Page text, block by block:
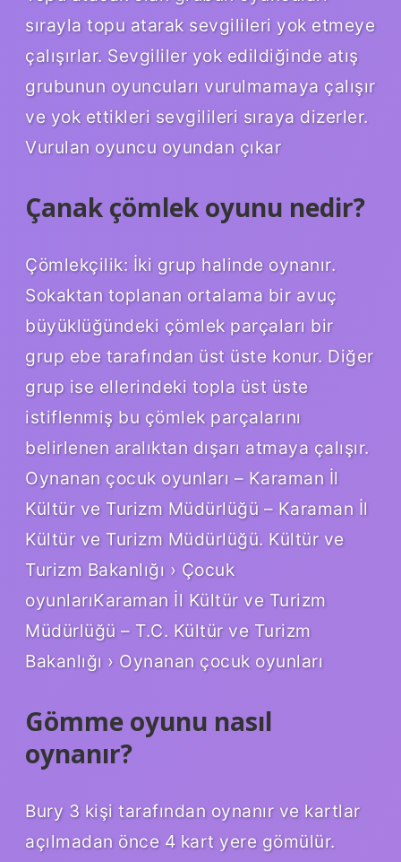
sırayla topu atarak sevgilileri yok etmeye
çalışırlar. Sevgililer yok edildiğinde atış
grubunun oyuncuları vurulmamaya çalışır
ve yok ettikleri sevgilileri sıraya dizerler.
Vurulan oyuncu oyundan çıkar
Çanak çömlek oyunu nedir?
Çömlekçilik: İki grup halinde oynanır.
Sokaktan toplanan ortalama bir avuç
büyüklüğündeki çömlek parçaları bir
grup ebe tarafından üst üste konur. Diğer
grup ise ellerindeki topla üst üste
istiflenmiş bu çömlek parçalarını
belirlenen aralıktan dışarı atmaya çalışır.
Oynanan çocuk oyunları – Karaman İl
Kültür ve Turizm Müdürlüğü – Karaman İl
Kültür ve Turizm Müdürlüğü. Kültür ve
Turizm Bakanlığı › Çocuk
oyunlarıKaraman İl Kültür ve Turizm
Müdürlüğü – T.C. Kültür ve Turizm
Bakanlığı › Oynanan çocuk oyunları
Gömme oyunu nasıl
oynanır?
Bury 3 kişi tarafından oynanır ve kartlar
açılmadan önce 4 kart yere gömülür.